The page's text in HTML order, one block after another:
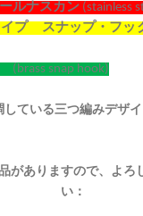
ルナスカン (stainless
プ スナップ・フ
(brass snap hook)
している三つ編みデザ
がありますので、よろ
い：